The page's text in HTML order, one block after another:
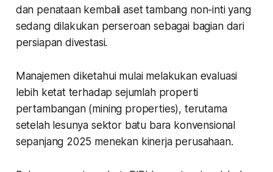
dan penataan kembali aset tambang non-inti yang
sedang dilakukan perseroan sebagai bagian dari
persiapan divestasi.
Manajemen diketahui mulai melakukan evaluasi
lebih ketat terhadap sejumlah properti
pertambangan (mining properties), terutama
setelah lesunya sektor batu bara konvensional
sepanjang 2025 menekan kinerja perusahaan.